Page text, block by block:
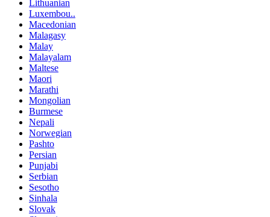
Lithuanian
Luxembou..
Macedonian
Malagasy
Malay
Malayalam
Maltese
Maori
Marathi
Mongolian
Burmese
Nepali
Norwegian
Pashto
Persian
Punjabi
Serbian
Sesotho
Sinhala
Slovak